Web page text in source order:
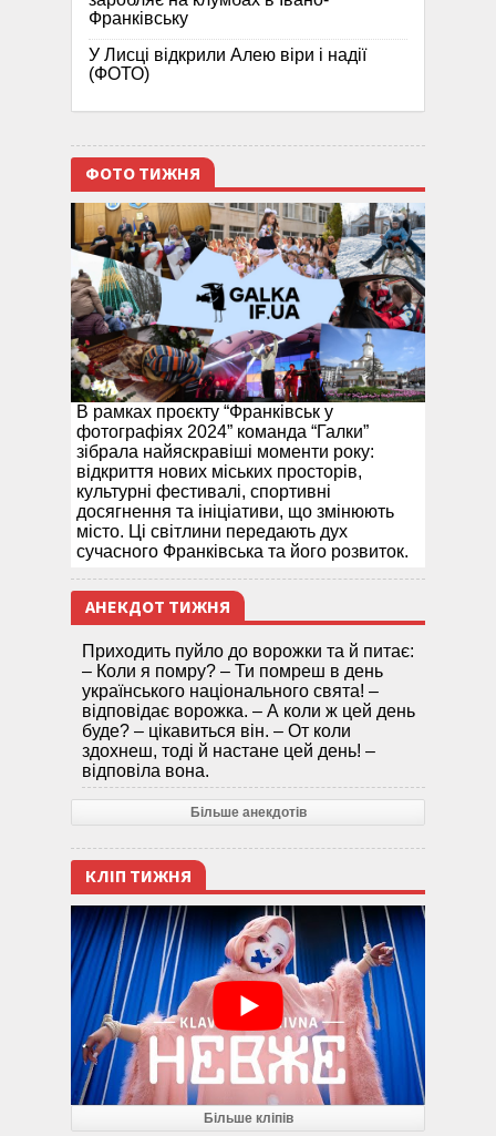
Франківську
У Лисці відкрили Алею віри і надії
(ФОТО)
ФОТО ТИЖНЯ
В рамках проєкту “Франківськ у
фотографіях 2024” команда “Галки”
зібрала найяскравіші моменти року:
відкриття нових міських просторів,
культурні фестивалі, спортивні
досягнення та ініціативи, що змінюють
місто. Ці світлини передають дух
сучасного Франківська та його розвиток.
АНЕКДОТ ТИЖНЯ
Приходить пуйло до ворожки та й питає:
– Коли я помру? – Ти помреш в день
українського національного свята! –
відповідає ворожка. – А коли ж цей день
буде? – цікавиться він. – От коли
здохнеш, тоді й настане цей день! –
відповіла вона.
Більше анекдотів
КЛІП ТИЖНЯ
Більше кліпів